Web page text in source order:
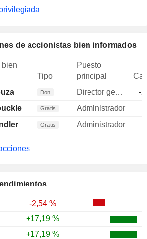
-2,54 %
+17,19 %
+17,19 %
de accionistas bien informados
bien
Tipo
Puesto
principal
Don Director general
-
Gratis Administrador
Gratis Administrador